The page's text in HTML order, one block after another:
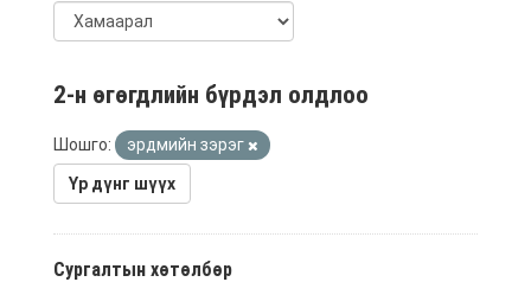
2-н өгөгдлийн бүрдэл олдлоо
Шошго: эрдмийн зэрэг
Үр дүнг шүүх
Сургалтын хөтөлбөр